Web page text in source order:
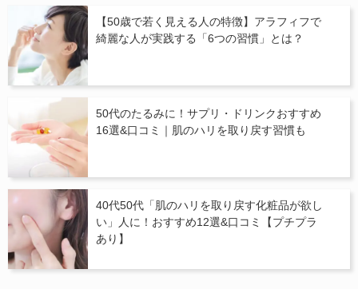
【50歳で若く見える人の特徴】アラフィフで
綺麗な人が実践する「6つの習慣」とは？
50代のたるみに！サプリ・ドリンクおすすめ
16選&口コミ｜肌のハリを取り戻す習慣も
40代50代「肌のハリを取り戻す化粧品が欲し
い」人に！おすすめ12選&口コミ【プチプラ
あり】